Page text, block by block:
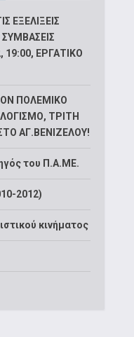
ΕΞΕΛΙΞΕΙΣ
ΣΥΜΒΑΣΕΙΣ
19:00, ΕΡΓΑΤΙΚΟ
ΠΟΛΕΜΙΚΟ
ΤΡΙΤΗ
ΑΓ.ΒΕΝΙΖΕΛΟΥ!
του Π.Α.ΜΕ.
2012)
κινήματος